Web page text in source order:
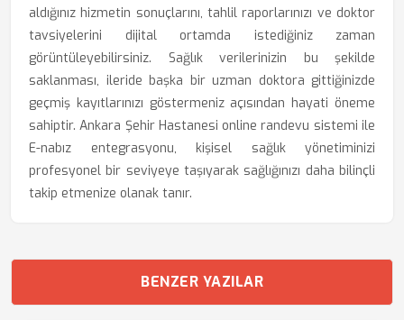
aldığınız hizmetin sonuçlarını, tahlil raporlarınızı ve doktor
tavsiyelerini dijital ortamda istediğiniz zaman
görüntüleyebilirsiniz. Sağlık verilerinizin bu şekilde
saklanması, ileride başka bir uzman doktora gittiğinizde
geçmiş kayıtlarınızı göstermeniz açısından hayati öneme
sahiptir. Ankara Şehir Hastanesi online randevu sistemi ile
E-nabız entegrasyonu, kişisel sağlık yönetiminizi
profesyonel bir seviyeye taşıyarak sağlığınızı daha bilinçli
takip etmenize olanak tanır.
BENZER YAZILAR